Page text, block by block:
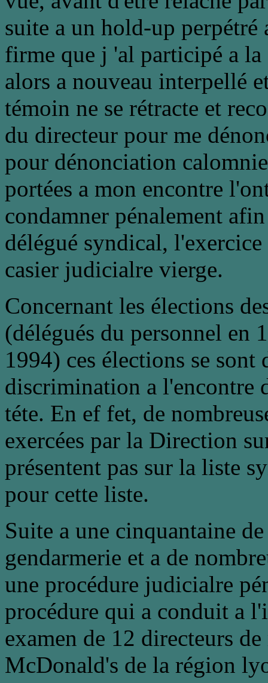
suite a un hold-up perpétré
firme que j 'al participé a la
alors a nouveau interpellé
témoin ne se rétracte et
du directeur pour me
pour dénonciation
portées a mon encontre
condamner pénalement
délégué syndical,
casier judicialre vierge.
Concernant les élections
(délégués du personnel en
1994) ces élections se
discrimination a l'encontre
téte. En ef fet, de
exercées par la Direction
présentent pas sur la liste
pour cette liste.
Suite a une cinquantaine
gendarmerie et a de
une procédure judicialre
procédure qui a conduit a
examen de 12 directeurs
McDonald's de la région